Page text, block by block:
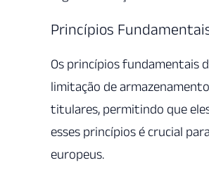
Princípios
Os princípios fundamentais
limitação de
titulares, permitindo que
esses princípios é crucial
europeus.